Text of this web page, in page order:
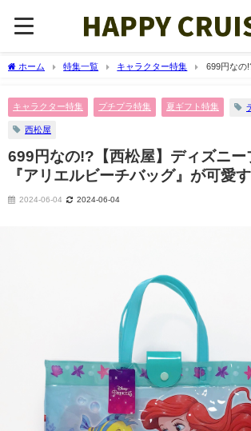
ホーム 特集一覧 キャラクター特集
699円なの
キャラクター特集 プチプラ特集 夏ギフト特集
西松屋
699円なの!?【西松屋】ディズニー
『アリエルビーチバッグ』が可愛
2024-06-04 2024-06-04